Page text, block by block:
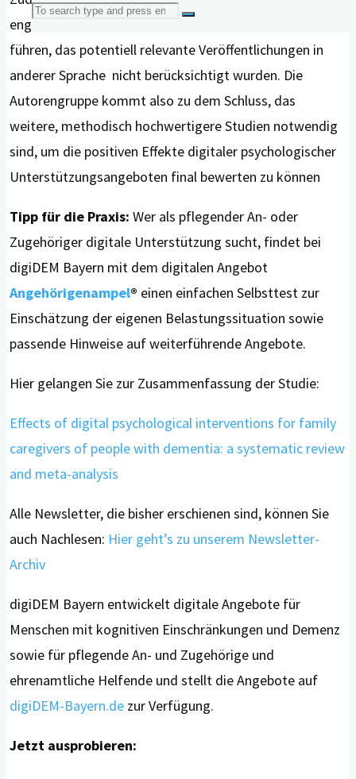
Search
for:
englischer Sprache veröffentlicht wurden. Das kann dazu
führen, das potentiell relevante Veröffentlichungen in
anderer Sprache nicht berücksichtigt wurden. Die
Autorengruppe kommt also zu dem Schluss, das
weitere, methodisch hochwertigere Studien notwendig
sind, um die positiven Effekte digitaler psychologischer
Unterstützungsangeboten final bewerten zu können
Tipp für die Praxis: Wer als pflegender An- oder
Zugehöriger digitale Unterstützung sucht, findet bei
digiDEM Bayern mit dem digitalen Angebot
Angehörigenampel® einen einfachen Selbsttest zur
Einschätzung der eigenen Belastungssituation sowie
passende Hinweise auf weiterführende Angebote.
Hier gelangen Sie zur Zusammenfassung der Studie:
Effects of digital psychological interventions for family
caregivers of people with dementia: a systematic review
and meta-analysis
Alle Newsletter, die bisher erschienen sind, können Sie
auch Nachlesen: Hier geht’s zu unserem Newsletter-
Archiv
digiDEM Bayern entwickelt digitale Angebote für
Menschen mit kognitiven Einschränkungen und Demenz
sowie für pflegende An- und Zugehörige und
ehrenamtliche Helfende und stellt die Angebote auf
digiDEM-Bayern.de zur Verfügung.
Jetzt ausprobieren: